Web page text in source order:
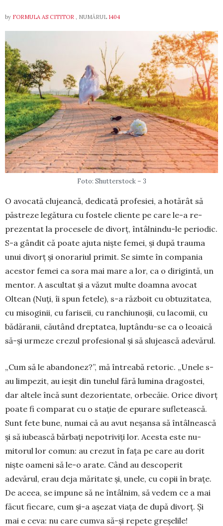
by FORMULA AS CITITOR , NUMĂRUL 1404
Foto: Shutterstock – 3
O avocată clujeancă, dedicată profesiei, a hotărât să
păstreze legătura cu fos­tele cliente pe care le-a re­
prezentat la pro­cesele de divorț, întâl­nindu-le periodic.
S-a gândit că poate ajuta niște femei, și după trauma
unui divorț și onorariul primit. Se simte în com­pa­nia
acestor femei ca sora mai mare a lor, ca o di­rigintă, un
mentor. A as­cul­tat și a văzut multe doam­na avocat
Oltean (Nuți, îi spun fetele), s-a războit cu ob­tuzitatea,
cu misoginii, cu fariseii, cu ran­chiunoșii, cu la­comii, cu
bădăranii, cău­tând drep­tatea, luptându-se ca o leoaică
să-și urmeze cre­zul profesional și să slu­jească adevărul.
„Cum să le abandonez?”, mă întreabă retoric. „Unele s-
au limpezit, au ieșit din tu­nelul fără lu­mina dragostei,
dar altele încă sunt dezorientate, orbecăie. Orice di­vorț
poate fi com­parat cu o stație de epurare sufletească.
Sunt fete bune, numai că au avut neșansa să întâlnească
și să iu­bească bărbați nepotriviți lor. Acesta este nu­
mitorul lor comun: au crezut în fața pe care au dorit
niște oameni să le-o arate. Când au desco­perit
adevărul, erau deja măritate și, unele, cu copii în brațe.
De aceea, se impune să ne în­tâlnim, să vedem ce a mai
făcut fie­care, cum și-a așezat viața de după di­vorț. Și
mai e ceva: nu care cumva să-și repete greșelile!